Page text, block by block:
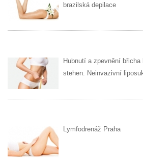
brazilská depilace
Hubnutí a zpevnění
stehen. Neinvazivní
Lymfodrenáž Praha